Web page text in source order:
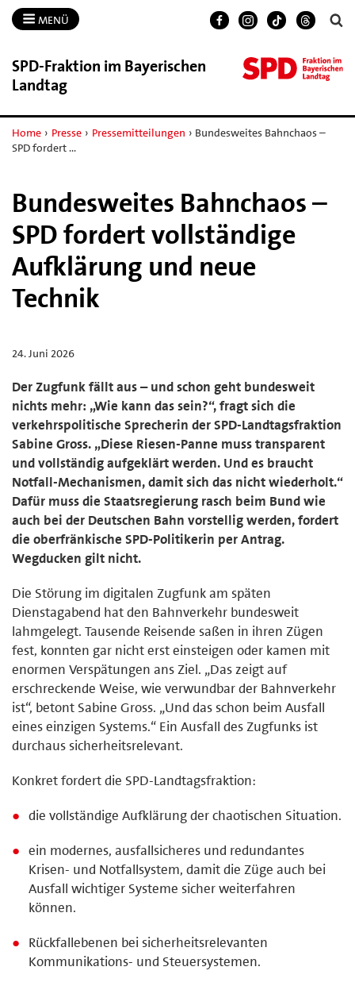
MENÜ
SPD-​Fraktion im Bayerischen
Landtag
Home › Presse › Pressemitteilungen › Bundesweites Bahnchaos –
SPD fordert …
Bundesweites Bahnchaos –
SPD fordert vollständige
Aufklärung und neue
Technik
24. Juni 2026
Der Zugfunk fällt aus – und schon geht bundesweit
nichts mehr: „Wie kann das sein?“, fragt sich die
verkehrspolitische Sprecherin der SPD-Landtagsfraktion
Sabine Gross. „Diese Riesen-Panne muss transparent
und vollständig aufgeklärt werden. Und es braucht
Notfall-Mechanismen, damit sich das nicht wiederholt.“
Dafür muss die Staatsregierung rasch beim Bund wie
auch bei der Deutschen Bahn vorstellig werden, fordert
die oberfränkische SPD-Politikerin per Antrag.
Wegducken gilt nicht.
Die Störung im digitalen Zugfunk am späten
Dienstagabend hat den Bahnverkehr bundesweit
lahmgelegt. Tausende Reisende saßen in ihren Zügen
fest, konnten gar nicht erst einsteigen oder kamen mit
enormen Verspätungen ans Ziel. „Das zeigt auf
erschreckende Weise, wie verwundbar der Bahnverkehr
ist“, betont Sabine Gross. „Und das schon beim Ausfall
eines einzigen Systems.“ Ein Ausfall des Zugfunks ist
durchaus sicherheitsrelevant.
Konkret fordert die SPD-Landtagsfraktion:
die vollständige Aufklärung der chaotischen Situation.
ein modernes, ausfallsicheres und redundantes
Krisen- und Notfallsystem, damit die Züge auch bei
Ausfall wichtiger Systeme sicher weiterfahren
können.
Rückfallebenen bei sicherheitsrelevanten
Kommunikations- und Steuersystemen.